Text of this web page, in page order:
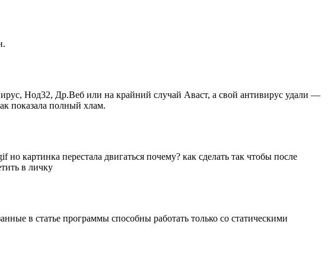
Нод32, Др.Веб или на крайний случай Аваст, а свой антивирус удали —
показала полный хлам.
картинка перестала двигаться почему? как сделать так чтобы после
в личку
в статье программы способны работать только со статическими